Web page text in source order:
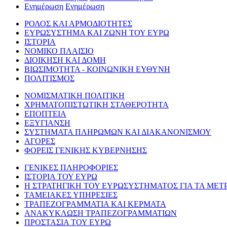
Ενημέρωση Ενημέρωση
ΡΟΛΟΣ ΚΑΙ ΑΡΜΟΔΙΟΤΗΤΕΣ
ΕΥΡΩΣΥΣΤΗΜΑ ΚΑΙ ΖΩΝΗ ΤΟΥ ΕΥΡΩ
ΙΣΤΟΡΙΑ
ΝΟΜΙΚΟ ΠΛΑΙΣΙΟ
ΔΙΟΙΚΗΣΗ ΚΑΙ ΔΟΜΗ
ΒΙΩΣΙΜΟΤΗΤΑ - ΚΟΙΝΩΝΙΚΗ ΕΥΘΥΝΗ
ΠΟΛΙΤΙΣΜΟΣ
ΝΟΜΙΣΜΑΤΙΚΗ ΠΟΛΙΤΙΚΗ
ΧΡΗΜΑΤΟΠΙΣΤΩΤΙΚΗ ΣΤΑΘΕΡΟΤΗΤΑ
ΕΠΟΠΤΕΙΑ
ΕΞΥΓΙΑΝΣΗ
ΣΥΣΤΗΜΑΤΑ ΠΛΗΡΩΜΩΝ ΚΑΙ ΔΙΑΚΑΝΟΝΙΣΜΟΥ
ΑΓΟΡΕΣ
ΦΟΡΕΙΣ ΓΕΝΙΚΗΣ ΚΥΒΕΡΝΗΣΗΣ
ΓΕΝΙΚΕΣ ΠΛΗΡΟΦΟΡΙΕΣ
ΙΣΤΟΡΙΑ ΤΟΥ ΕΥΡΩ
Η ΣΤΡΑΤΗΓΙΚΗ ΤΟΥ ΕΥΡΩΣΥΣΤΗΜΑΤΟΣ ΓΙΑ ΤΑ
ΤΑΜΕΙΑΚΕΣ ΥΠΗΡΕΣΙΕΣ
ΤΡΑΠΕΖΟΓΡΑΜΜΑΤΙΑ ΚΑΙ ΚΕΡΜΑΤΑ
ΑΝΑΚΥΚΛΩΣΗ ΤΡΑΠΕΖΟΓΡΑΜΜΑΤΙΩΝ
ΠΡΟΣΤΑΣΙΑ ΤΟΥ ΕΥΡΩ